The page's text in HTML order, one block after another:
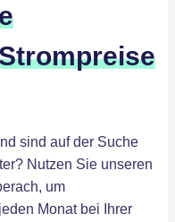
sind auf der Suche
Nutzen Sie unseren
um
Monat bei Ihrer